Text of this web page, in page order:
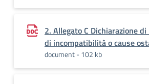
2. Allegato C Dichiarazione
di incompatibilità o cause
document - 102 kb